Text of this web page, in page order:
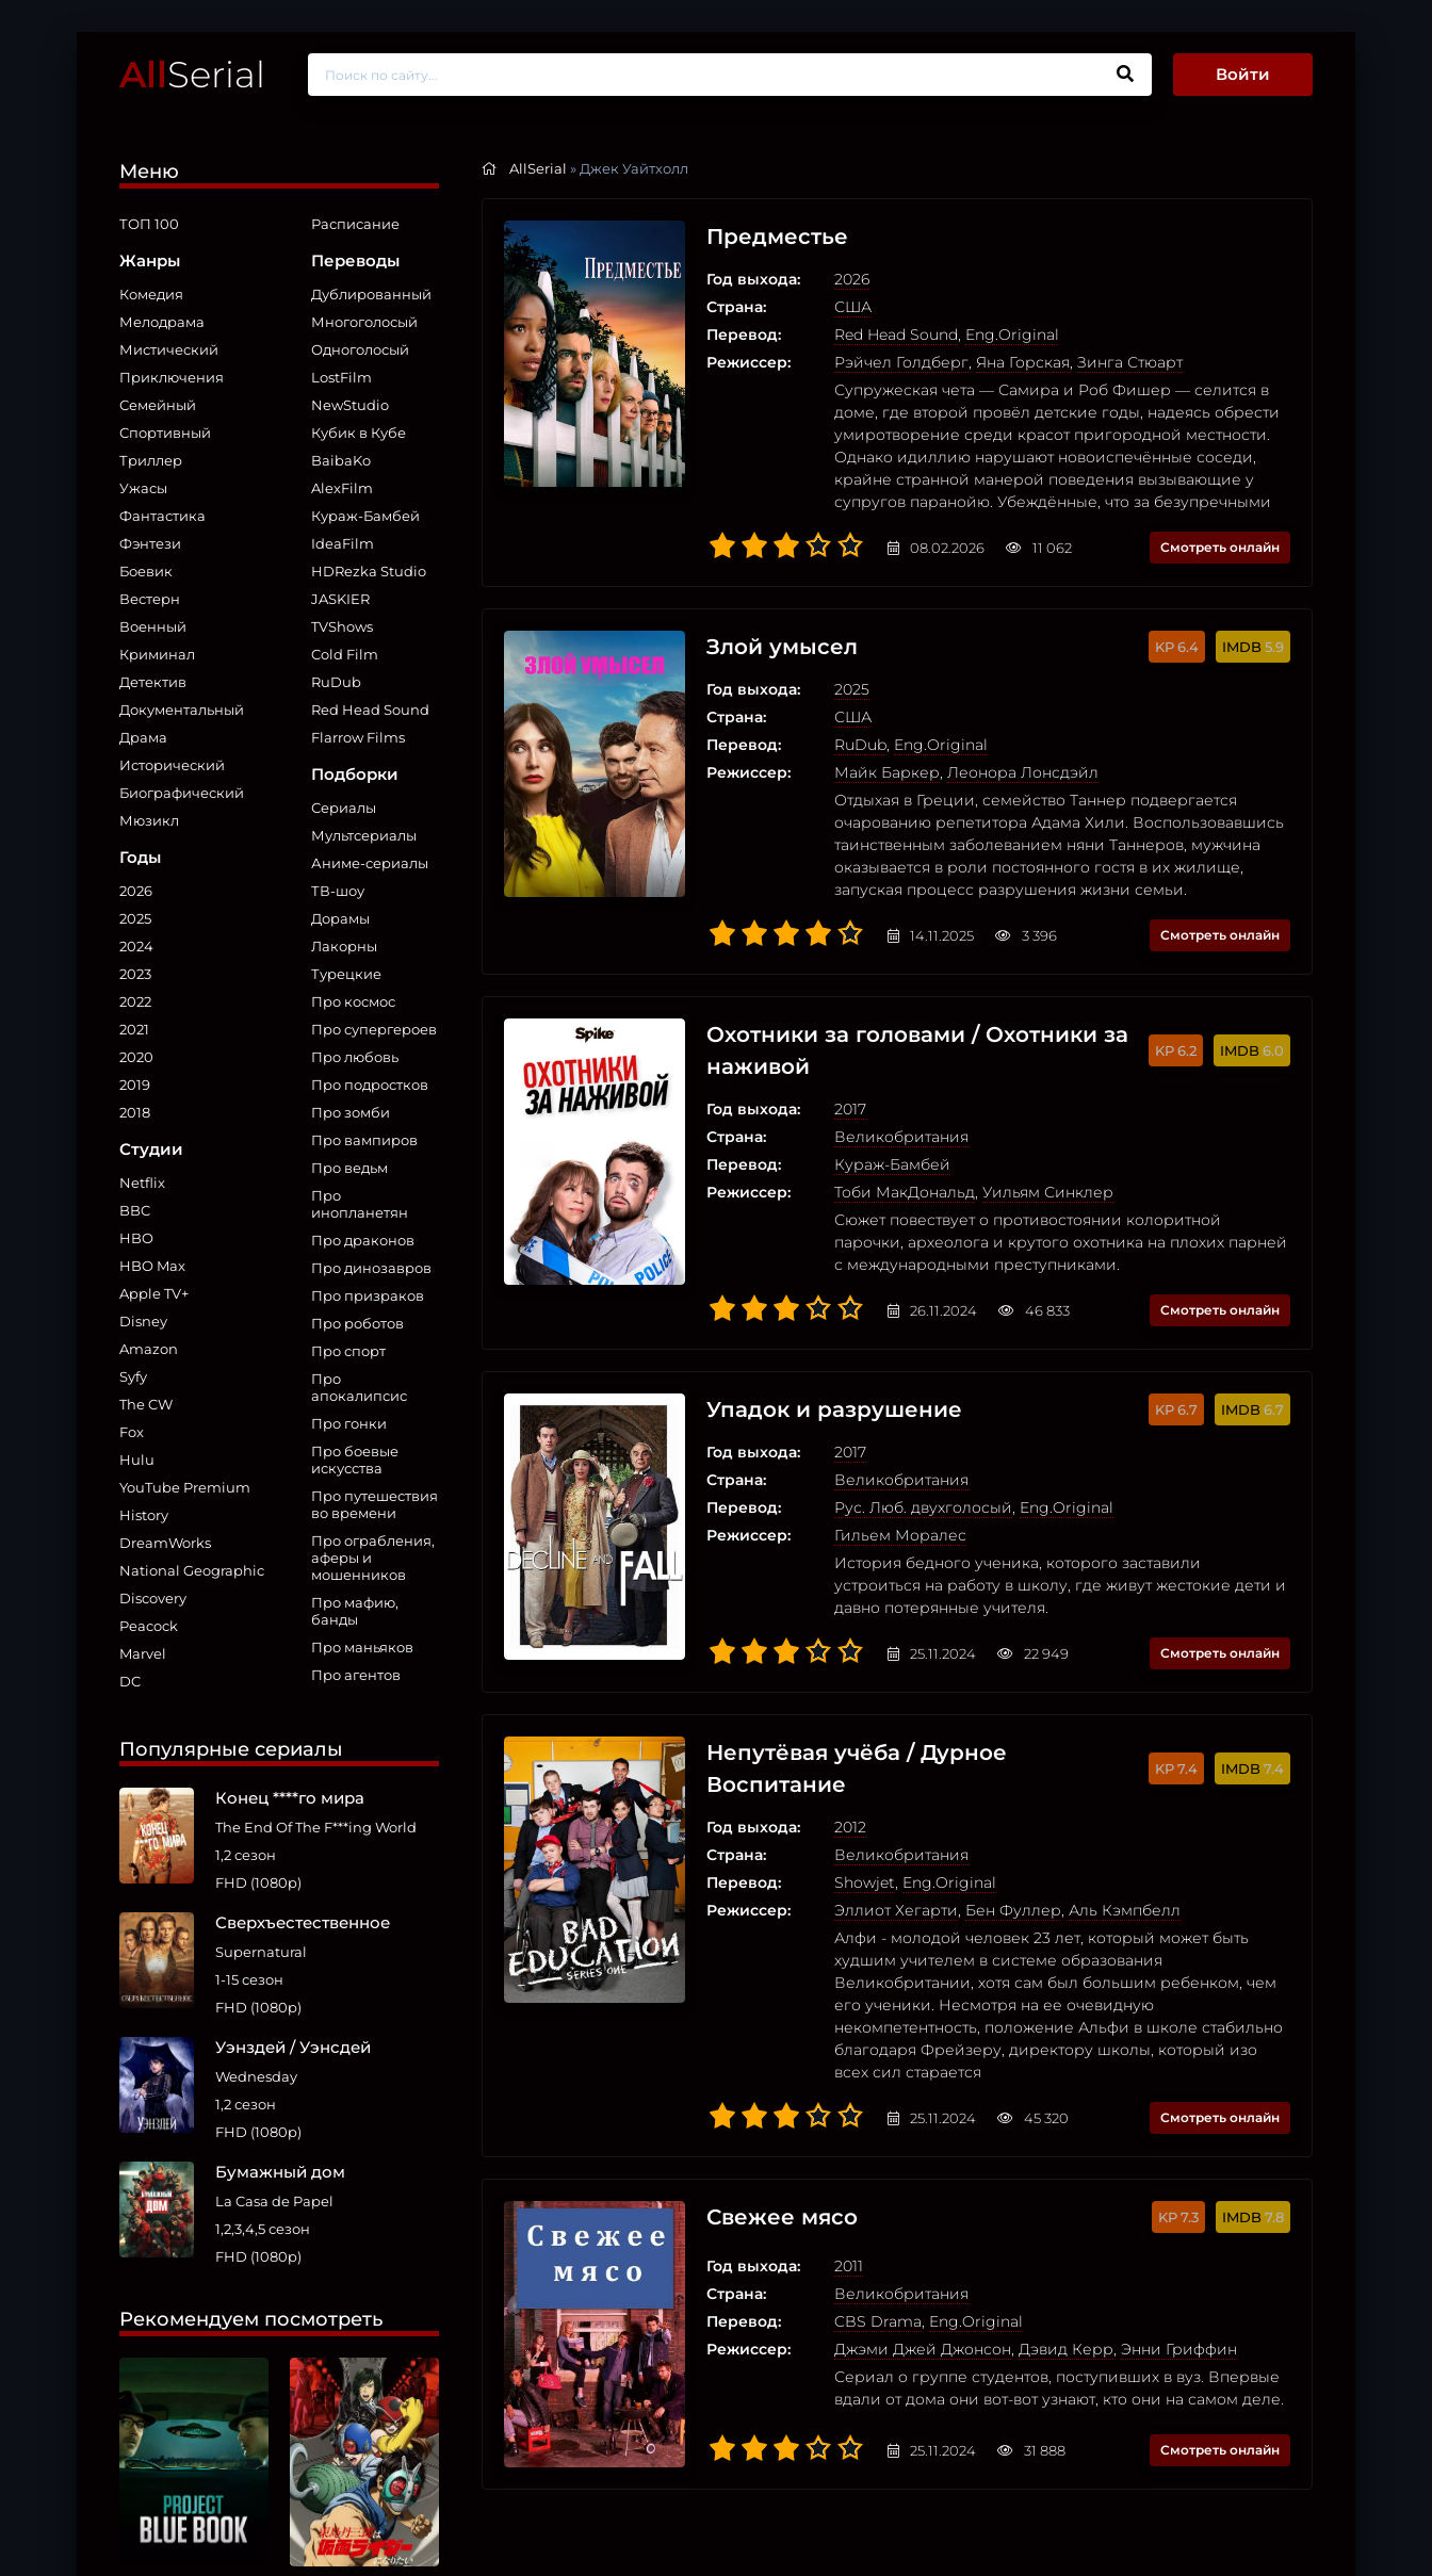
AllSerial Войти
Меню
ТОП 100
Жанры
Комедия
Мелодрама
Мистический
Приключения
Семейный
Спортивный
Триллер
Ужасы
Фантастика
Фэнтези
Боевик
Вестерн
Военный
Криминал
Детектив
Документальный
Драма
Исторический
Биографический
Мюзикл
Годы
2026
2025
2024
2023
2022
2021
2020
2019
2018
Студии
Netflix
BBC
HBO
HBO Max
Apple TV+
Disney
Amazon
Syfy
The CW
Fox
Hulu
YouTube Premium
History
DreamWorks
National Geographic
Discovery
Peacock
Marvel
DC
Расписание
Переводы
Дублированный
Многоголосый
Одноголосый
LostFilm
NewStudio
Кубик в Кубе
BaibaKo
AlexFilm
Кураж-Бамбей
IdeaFilm
HDRezka Studio
JASKIER
TVShows
Cold Film
RuDub
Red Head Sound
Flarrow Films
Подборки
Сериалы
Мультсериалы
Аниме-сериалы
ТВ-шоу
Дорамы
Лакорны
Турецкие
Про космос
Про супергероев
Про любовь
Про подростков
Про зомби
Про вампиров
Про ведьм
Про
инопланетян
Про драконов
Про динозавров
Про призраков
Про роботов
Про спорт
Про
апокалипсис
Про гонки
Про боевые
искусства
Про путешествия
во времени
Про ограбления,
аферы и
мошенников
Про мафию,
банды
Про маньяков
Про агентов
Популярные сериалы
Конец ****го мира
The End Of The F***ing World
1,2 сезон
FHD (1080p)
Сверхъестественное
Supernatural
1-15 сезон
FHD (1080p)
Уэнздей / Уэнсдей
Wednesday
1,2 сезон
FHD (1080p)
Бумажный дом
La Casa de Papel
1,2,3,4,5 сезон
FHD (1080p)
Рекомендуем посмотреть
AllSerial » Джек Уайтхолл
Предместье
Год выхода:
2026
Страна:
США
Перевод:
Red Head Sound, Eng.Original
Режиссер:
Рэйчел Голдберг, Яна Горская, Зинга Стюарт
Супружеская чета — Самира и Роб Фишер — селится в
доме, где второй провёл детские годы, надеясь обрести
умиротворение среди красот пригородной местности.
Однако идиллию нарушают новоиспечённые соседи,
крайне странной манерой поведения вызывающие у
супругов паранойю. Убеждённые, что за безупречными
08.02.2026 11 062 Смотреть онлайн
Злой умысел 6.4 5.9
Год выхода:
2025
Страна:
США
Перевод:
RuDub, Eng.Original
Режиссер:
Майк Баркер, Леонора Лонсдэйл
Отдыхая в Греции, семейство Таннер подвергается
очарованию репетитора Адама Хили. Воспользовавшись
таинственным заболеванием няни Таннеров, мужчина
оказывается в роли постоянного гостя в их жилище,
запуская процесс разрушения жизни семьи.
14.11.2025 3 396 Смотреть онлайн
Охотники за головами / Охотники за
наживой
6.2 6.0
Год выхода:
2017
Страна:
Великобритания
Перевод:
Кураж-Бамбей
Режиссер:
Тоби МакДональд, Уильям Синклер
Сюжет повествует о противостоянии колоритной
парочки, археолога и крутого охотника на плохих парней
с международными преступниками.
26.11.2024 46 833 Смотреть онлайн
Упадок и разрушение 6.7 6.7
Год выхода:
2017
Страна:
Великобритания
Перевод:
Рус. Люб. двухголосый, Eng.Original
Режиссер:
Гильем Моралес
История бедного ученика, которого заставили
устроиться на работу в школу, где живут жестокие дети и
давно потерянные учителя.
25.11.2024 22 949 Смотреть онлайн
Непутёвая учёба / Дурное
Воспитание
7.4 7.4
Год выхода:
2012
Страна:
Великобритания
Перевод:
Showjet, Eng.Original
Режиссер:
Эллиот Хегарти, Бен Фуллер, Аль Кэмпбелл
Алфи - молодой человек 23 лет, который может быть
худшим учителем в системе образования
Великобритании, хотя сам был большим ребенком, чем
его ученики. Несмотря на ее очевидную
некомпетентность, положение Альфи в школе стабильно
благодаря Фрейзеру, директору школы, который изо
всех сил старается
25.11.2024 45 320 Смотреть онлайн
Свежее мясо 7.3 7.8
Год выхода:
2011
Страна:
Великобритания
Перевод:
CBS Drama Eng.Original
Режиссер:
Джэми Джей Джонсон Дэвид Керр Энни Гриффин
Сериал о группе студентов, поступивших в вуз. Впервые
вдали от дома они вот-вот узнают, кто они на самом деле.
25.11.2024 31 888 Смотреть онлайн